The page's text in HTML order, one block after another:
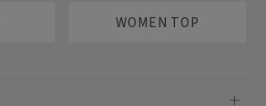
WOMEN TOP